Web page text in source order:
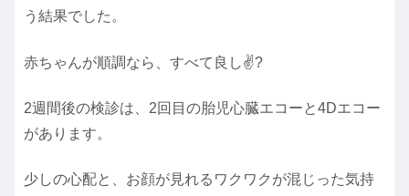
う結果でした。
赤ちゃんが順調なら、すべて良し✌?
2週間後の検診は、2回目の胎児心臓エコーと4Dエコー
があります。
少しの心配と、お顔が見れるワクワクが混じった気持